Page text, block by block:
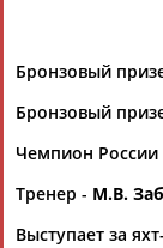
Флюра
БУЛАТОВА
Бронзовый
Бронзовый
Чемпион России
Тренер - М.В.
Выступает за